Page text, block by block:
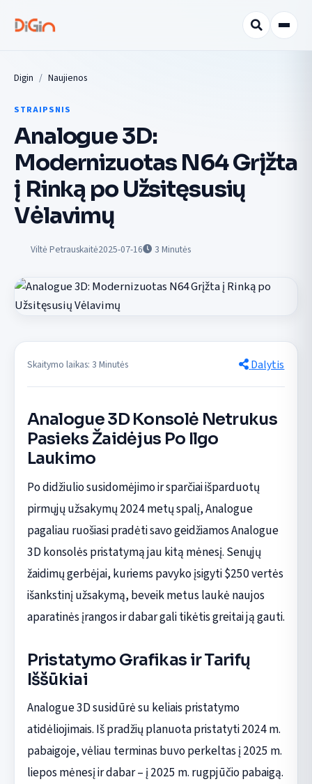
Digin Naujienos
STRAIPSNIS
Analogue 3D:
Modernizuotas N64 Grįžta
į Rinką po Užsitęsusių
Vėlavimų
Viltė Petrauskaitė2025-07-16 3 Minutės
Skaitymo laikas: 3 Minutės Dalytis
Analogue 3D Konsolė Netrukus
Pasieks Žaidėjus Po Ilgo
Laukimo
Po didžiulio susidomėjimo ir sparčiai išparduotų
pirmųjų užsakymų 2024 metų spalį, Analogue
pagaliau ruošiasi pradėti savo geidžiamos Analogue
3D konsolės pristatymą jau kitą mėnesį. Senųjų
žaidimų gerbėjai, kuriems pavyko įsigyti $250 vertės
išankstinį užsakymą, beveik metus laukė naujos
aparatinės įrangos ir dabar gali tikėtis greitai ją gauti.
Pristatymo Grafikas ir Tarifų
Iššūkiai
Analogue 3D susidūrė su keliais pristatymo
atidėliojimais. Iš pradžių planuota pristatyti 2024 m.
pabaigoje, vėliau terminas buvo perkeltas į 2025 m.
liepos mėnesį ir dabar – į 2025 m. rugpjūčio pabaigą.